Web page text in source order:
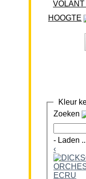
VOLANT
HOOGTE
Kleur
Zoeken
- Laden
‹